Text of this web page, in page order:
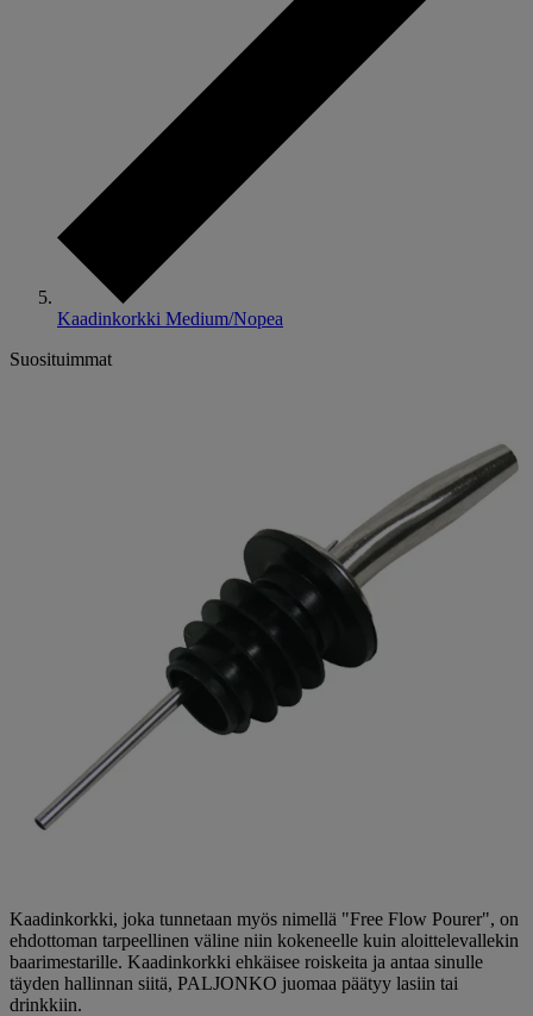
Kaadinkorkki Medium/Nopea
Suosituimmat
Kaadinkorkki, joka tunnetaan myös nimellä "Free Flow Pourer", on
ehdottoman tarpeellinen väline niin kokeneelle kuin aloittelevallekin
baarimestarille. Kaadinkorkki ehkäisee roiskeita ja antaa sinulle
täyden hallinnan siitä, PALJONKO juomaa päätyy lasiin tai
drinkkiin.